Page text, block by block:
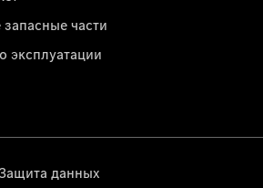
части
эксплуатации
данных